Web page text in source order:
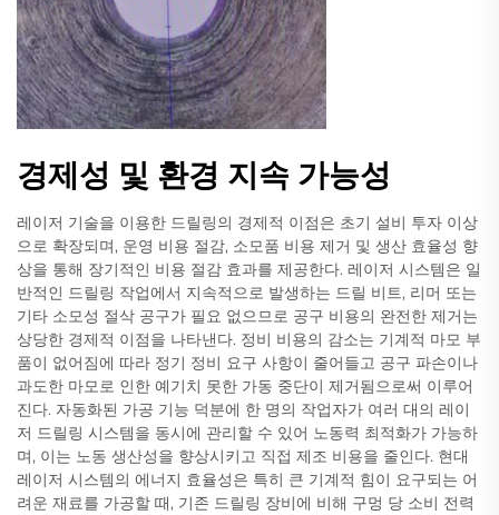
경제성 및 환경 지속 가능성
레이저 기술을 이용한 드릴링의 경제적 이점은 초기 설비 투자 이상
으로 확장되며, 운영 비용 절감, 소모품 비용 제거 및 생산 효율성 향
상을 통해 장기적인 비용 절감 효과를 제공한다. 레이저 시스템은 일
반적인 드릴링 작업에서 지속적으로 발생하는 드릴 비트, 리머 또는
기타 소모성 절삭 공구가 필요 없으므로 공구 비용의 완전한 제거는
상당한 경제적 이점을 나타낸다. 정비 비용의 감소는 기계적 마모 부
품이 없어짐에 따라 정기 정비 요구 사항이 줄어들고 공구 파손이나
과도한 마모로 인한 예기치 못한 가동 중단이 제거됨으로써 이루어
진다. 자동화된 가공 기능 덕분에 한 명의 작업자가 여러 대의 레이
저 드릴링 시스템을 동시에 관리할 수 있어 노동력 최적화가 가능하
며, 이는 노동 생산성을 향상시키고 직접 제조 비용을 줄인다. 현대
레이저 시스템의 에너지 효율성은 특히 큰 기계적 힘이 요구되는 어
려운 재료를 가공할 때, 기존 드릴링 장비에 비해 구멍 당 소비 전력